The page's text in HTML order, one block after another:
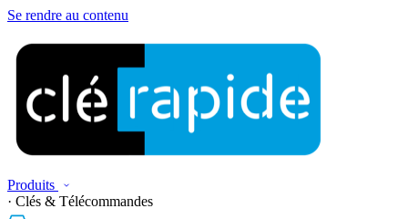
Se rendre au contenu
Produits
· Clés & Télécommandes